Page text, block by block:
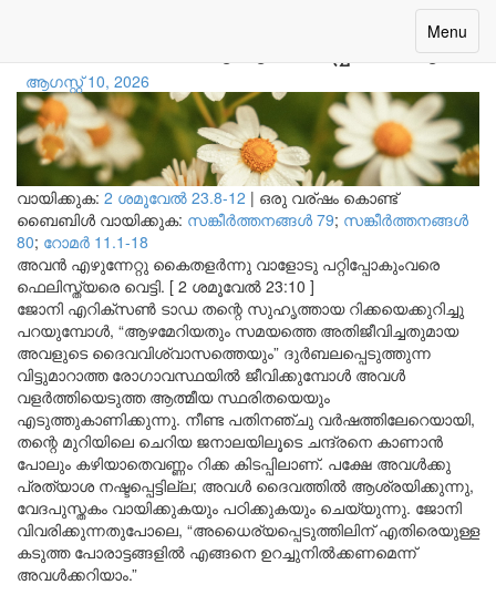
Toggle
Menu
ദൈവത്തെ മുറുകെപ്പിടിക്കുക
ആഗസ്റ്റ് 10, 2026
വായിക്കുക: 2 ശമൂവേല്‍ 23.8-12 | ഒരു വര്ഷം കൊണ്ട്
ബൈബിൾ വായിക്കുക: സങ്കീര്‍ത്തനങ്ങള്‍ 79; സങ്കീര്‍ത്തനങ്ങള്‍
80; റോമര്‍ 11.1-18
അവൻ എഴുന്നേറ്റു കൈതളർന്നു വാളോടു പറ്റിപ്പോകുംവരെ
ഫെലിസ്ത്യരെ വെട്ടി. [ 2 ശമൂവേൽ 23:10 ]
ജോനി എറിക്സൺ ടാഡ തന്റെ സുഹൃത്തായ റിക്കയെക്കുറിച്ചു
പറയുമ്പോൾ, “ആഴമേറിയതും സമയത്തെ അതിജീവിച്ചതുമായ
അവളുടെ ദൈവവിശ്വാസത്തെയും” ദുർബലപ്പെടുത്തുന്ന
വിട്ടുമാറാത്ത രോഗാവസ്ഥയിൽ ജീവിക്കുമ്പോൾ അവൾ
വളർത്തിയെടുത്ത ആത്മീയ സ്ഥരിതയെയും
എടുത്തുകാണിക്കുന്നു. നീണ്ട പതിനഞ്ചു വർഷത്തിലേറെയായി,
തന്റെ മുറിയിലെ ചെറിയ ജനാലയിലൂടെ ചന്ദ്രനെ കാണാൻ
പോലും കഴിയാതെവണ്ണം റിക്ക കിടപ്പിലാണ്. പക്ഷേ അവൾക്കു
പ്രത്യാശ നഷ്ടപ്പെട്ടില്ല; അവൾ ദൈവത്തിൽ ആശ്രയിക്കുന്നു,
വേദപുസ്തകം വായിക്കുകയും പഠിക്കുകയും ചെയ്യുന്നു. ജോനി
വിവരിക്കുന്നതുപോലെ, “അധൈര്യപ്പെടുത്തിലിന് എതിരെയുള്ള
കടുത്ത പോരാട്ടങ്ങളിൽ എങ്ങനെ ഉറച്ചുനിൽക്കണമെന്ന്
അവൾക്കറിയാം.”